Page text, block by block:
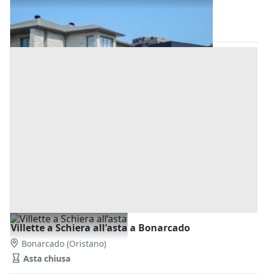
Bonarcado
Asta chiusa
Villette a Schiera all'asta a Bonarcado
Bonarcado (Oristano)
Asta chiusa